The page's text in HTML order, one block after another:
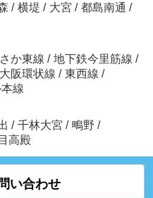
/ 横堤 / 大宮 / 都島南通 /
か東線 / 地下鉄今里筋線 /
大阪環状線 / 東西線 /
線
/ 千林大宮 / 鴫野 /
高殿
い合わせ